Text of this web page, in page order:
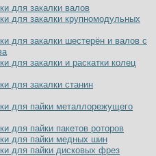
для закалки валов
для закалки крупномодульных
для закалки шестерён и валов с
для закалки и раскатки колец
для закалки станин
для пайки металлорежущего
для пайки пакетов роторов
для пайки медных шин
для пайки дисковых фрез